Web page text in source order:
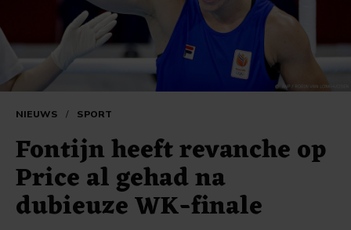
NIEUWS / SPORT
Fontijn heeft revanche op
Price al gehad na
dubieuze WK-finale